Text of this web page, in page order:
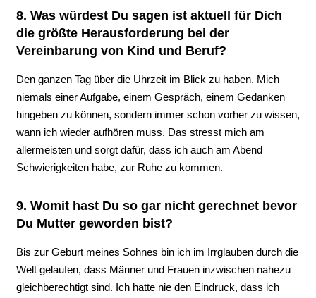
8. Was würdest Du sagen ist aktuell für Dich
die größte Herausforderung bei der
Vereinbarung von Kind und Beruf?
Den ganzen Tag über die Uhrzeit im Blick zu haben. Mich
niemals einer Aufgabe, einem Gespräch, einem Gedanken
hingeben zu können, sondern immer schon vorher zu wissen,
wann ich wieder aufhören muss. Das stresst mich am
allermeisten und sorgt dafür, dass ich auch am Abend
Schwierigkeiten habe, zur Ruhe zu kommen.
9. Womit hast Du so gar nicht gerechnet bevor
Du Mutter geworden bist?
Bis zur Geburt meines Sohnes bin ich im Irrglauben durch die
Welt gelaufen, dass Männer und Frauen inzwischen nahezu
gleichberechtigt sind. Ich hatte nie den Eindruck, dass ich